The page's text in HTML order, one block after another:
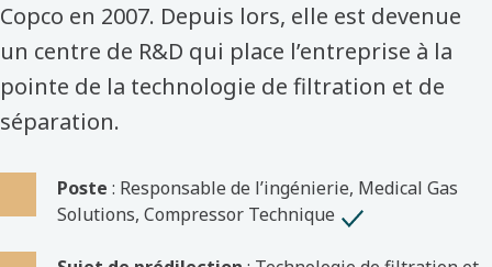
Copco en 2007. Depuis lors, elle est devenue
un centre de R&D qui place l’entreprise à la
pointe de la technologie de filtration et de
séparation.
Poste : Responsable de l’ingénierie, Medical Gas
Solutions, Compressor Technique